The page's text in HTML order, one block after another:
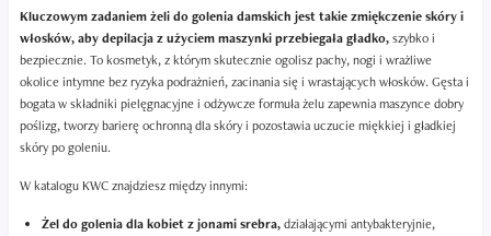
Kluczowym zadaniem żeli do golenia damskich jest takie zmiękczenie skóry i
włosków, aby depilacja z użyciem maszynki przebiegała gładko,szybko i
bezpiecznie. To kosmetyk, z którym skutecznie ogolisz pachy, nogi i wrażliwe
okolice intymne bez ryzyka podrażnień, zacinania się i wrastających włosków. Gęsta i
bogata w składniki pielęgnacyjne i odżywcze formuła żelu zapewnia maszynce dobry
poślizg, tworzy barierę ochronną dla skóry i pozostawia uczucie miękkiej i gładkiej
skóry po goleniu.
W katalogu KWC znajdziesz między innymi:
Żel do golenia dla kobiet z jonami srebra,działającymi antybakteryjnie,